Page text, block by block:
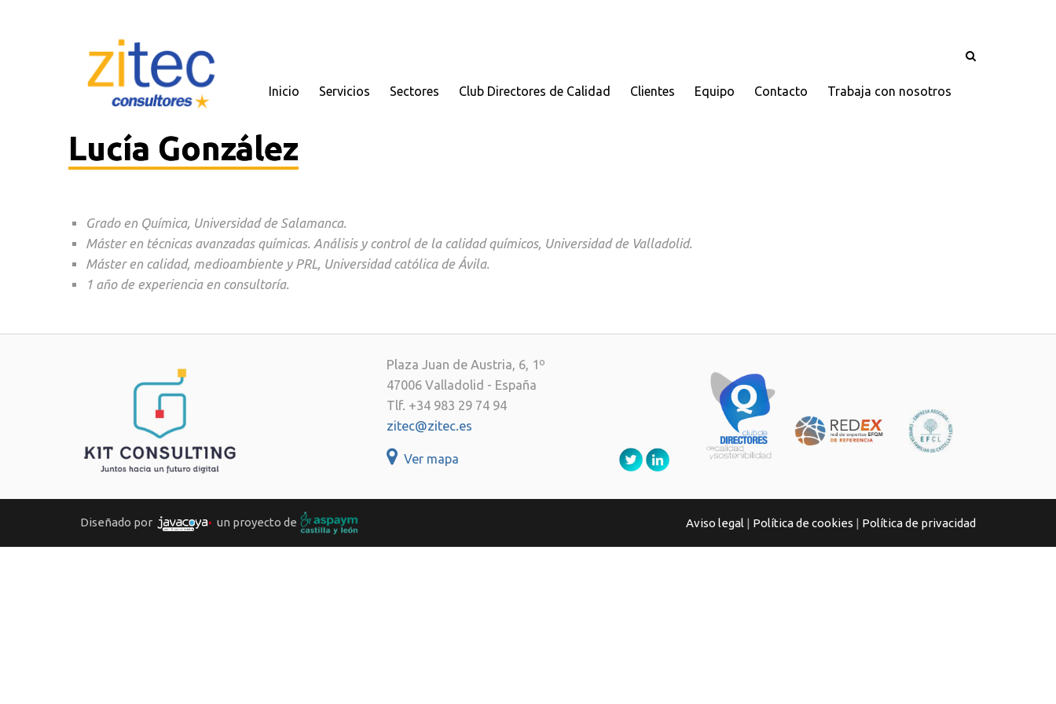
Inicio Servicios Sectores Club Directores de Calidad Clientes Equipo Contacto Trabaja con nosotros
Lucía González
Grado en Química, Universidad de Salamanca.
Máster en técnicas avanzadas químicas. Análisis y control de la calidad químicos, Universidad de Valladolid.
Máster en calidad, medioambiente y PRL, Universidad católica de Ávila.
1 año de experiencia en consultoría.
Plaza Juan de Austria, 6, 1º
47006 Valladolid - España
Tlf. +34 983 29 74 94
zitec@zitec.es
Ver mapa
Diseñado por un proyecto de Aviso legal | Política de cookies | Política de privacidad